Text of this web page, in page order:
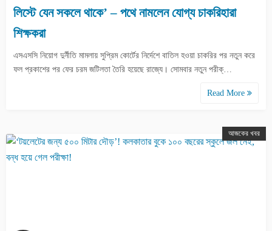
লিস্টে যেন সকলে থাকে’ – পথে নামলেন যোগ্য চাকরিহারা
শিক্ষকরা
এসএসসি নিয়োগ দুর্নীতি মামলায় সুপ্রিম কোর্টের নির্দেশে বাতিল হওয়া চাকরির পর নতুন করে
ফল প্রকাশের পর ফের চরম জটিলতা তৈরি হয়েছে রাজ্যে। সোমবার নতুন পরীক্…
Read More
আজকের খবর